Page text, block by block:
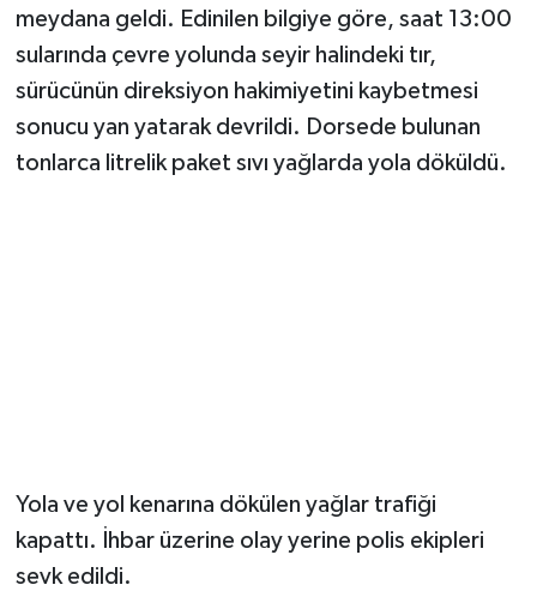
meydana geldi. Edinilen bilgiye göre, saat 13:00
sularında çevre yolunda seyir halindeki tır,
sürücünün direksiyon hakimiyetini kaybetmesi
sonucu yan yatarak devrildi. Dorsede bulunan
tonlarca litrelik paket sıvı yağlarda yola döküldü.
Yola ve yol kenarına dökülen yağlar trafiği
kapattı. İhbar üzerine olay yerine polis ekipleri
sevk edildi.